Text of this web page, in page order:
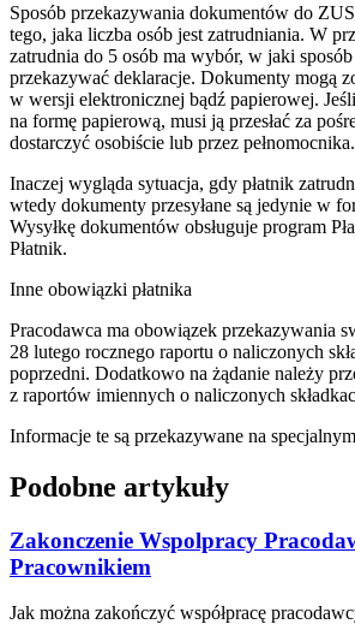
Sposób przekazywania dokumentów do
tego, jaka liczba osób jest zatrudniania. W
zatrudnia do 5 osób ma wybór, w jaki sposób
przekazywać deklaracje. Dokumenty mogą
w wersji elektronicznej bądź papierowej.
na formę papierową, musi ją przesłać za
dostarczyć osobiście lub przez pełnomocnika.
Inaczej wygląda sytuacja, gdy płatnik
wtedy dokumenty przesyłane są jedynie w
Wysyłkę dokumentów obsługuje program
Płatnik.
Inne obowiązki płatnika
Pracodawca ma obowiązek przekazywania
28 lutego rocznego raportu o naliczonych
poprzedni. Dodatkowo na żądanie należy
z raportów imiennych o naliczonych
Informacje te są przekazywane na
Podobne artykuły
Zakonczenie Wspolpracy
Pracownikiem
Jak można zakończyć współpracę